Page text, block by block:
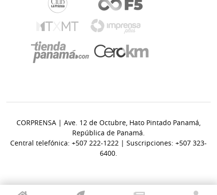
CORPRENSA | Ave. 12 de Octubre, Hato Pintado Panamá,
República de Panamá.
Central telefónica: +507 222-1222 | Suscripciones: +507 323-
6400.